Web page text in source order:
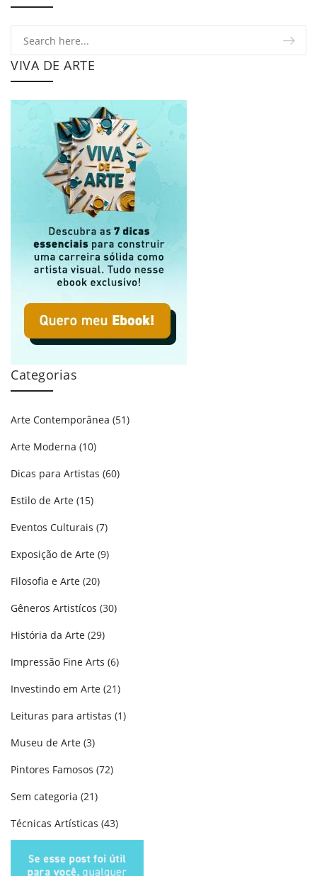
VIVA DE ARTE
Categorias
Arte Contemporânea (51)
Arte Moderna (10)
Dicas para Artistas (60)
Estilo de Arte (15)
Eventos Culturais (7)
Exposição de Arte (9)
Filosofia e Arte (20)
Gêneros Artistícos (30)
História da Arte (29)
Impressão Fine Arts (6)
Investindo em Arte (21)
Leituras para artistas (1)
Museu de Arte (3)
Pintores Famosos (72)
Sem categoria (21)
Técnicas Artísticas (43)